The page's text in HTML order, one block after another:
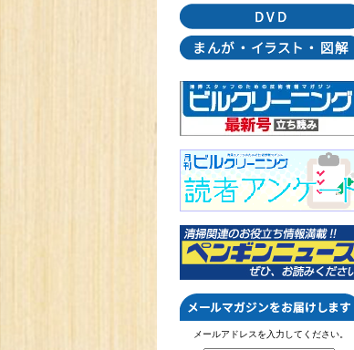
メールアドレスを入力してください。